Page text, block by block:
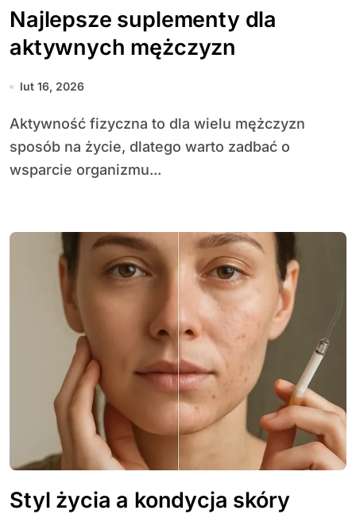
Najlepsze suplementy dla
aktywnych mężczyzn
lut 16, 2026
Aktywność fizyczna to dla wielu mężczyzn
sposób na życie, dlatego warto zadbać o
wsparcie organizmu...
Styl życia a kondycja skóry